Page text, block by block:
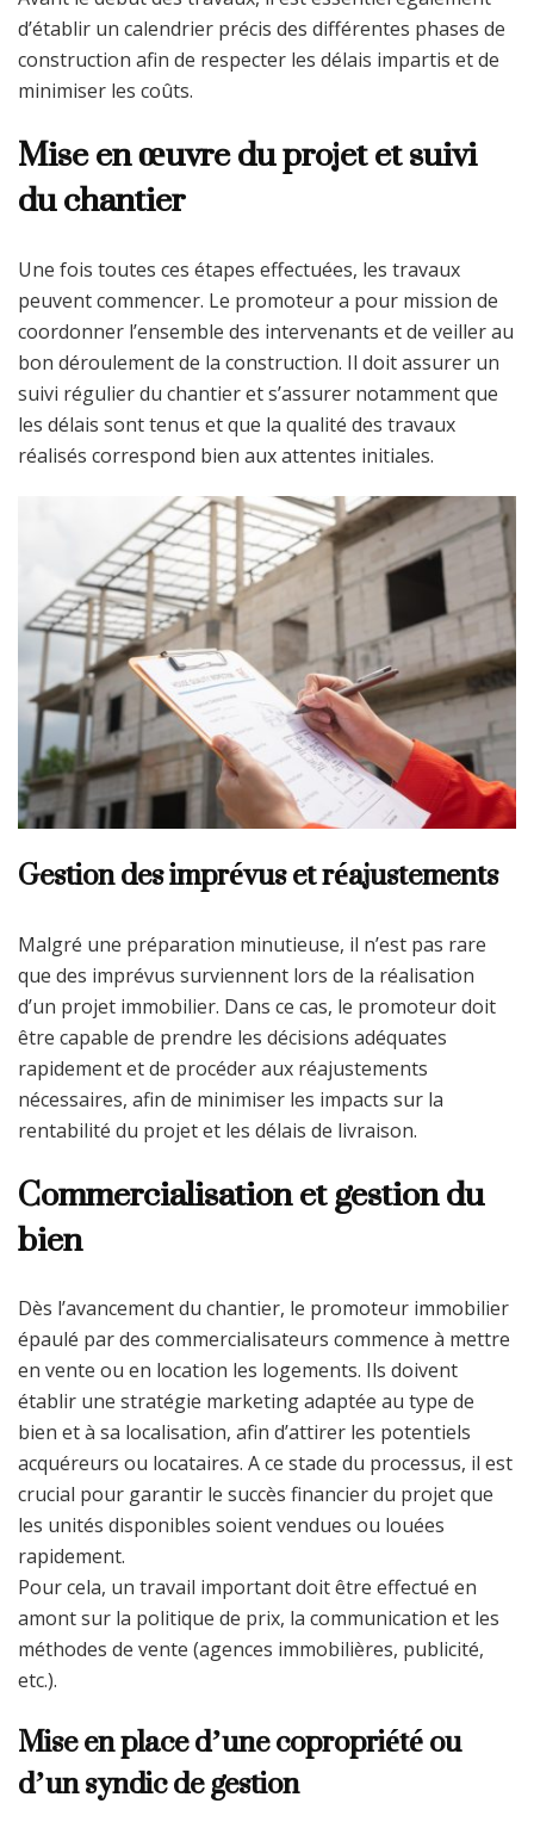
d’établir un calendrier précis des différentes phases de
construction afin de respecter les délais impartis et de
minimiser les coûts.
Mise en œuvre du projet et suivi
du chantier
Une fois toutes ces étapes effectuées, les travaux
peuvent commencer. Le promoteur a pour mission de
coordonner l’ensemble des intervenants et de veiller au
bon déroulement de la construction. Il doit assurer un
suivi régulier du chantier et s’assurer notamment que
les délais sont tenus et que la qualité des travaux
réalisés correspond bien aux attentes initiales.
Gestion des imprévus et réajustements
Malgré une préparation minutieuse, il n’est pas rare
que des imprévus surviennent lors de la réalisation
d’un projet immobilier. Dans ce cas, le promoteur doit
être capable de prendre les décisions adéquates
rapidement et de procéder aux réajustements
nécessaires, afin de minimiser les impacts sur la
rentabilité du projet et les délais de livraison.
Commercialisation et gestion du
bien
Dès l’avancement du chantier, le promoteur immobilier
épaulé par des commercialisateurs commence à mettre
en vente ou en location les logements. Ils doivent
établir une stratégie marketing adaptée au type de
bien et à sa localisation, afin d’attirer les potentiels
acquéreurs ou locataires. A ce stade du processus, il est
crucial pour garantir le succès financier du projet que
les unités disponibles soient vendues ou louées
rapidement.
Pour cela, un travail important doit être effectué en
amont sur la politique de prix, la communication et les
méthodes de vente (agences immobilières, publicité,
etc.).
Mise en place d’une copropriété ou
d’un syndic de gestion